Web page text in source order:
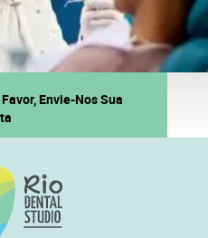
Envie-Nos Sua